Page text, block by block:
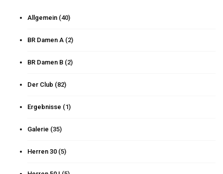
Allgemein (40)
BR Damen A (2)
BR Damen B (2)
Der Club (82)
Ergebnisse (1)
Galerie (35)
Herren 30 (5)